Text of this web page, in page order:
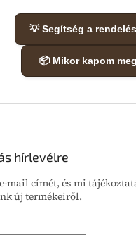
💡 Segítség a
📦 Mikor kapom
hírlevélre
mail címét, és mi
új termékeiről.